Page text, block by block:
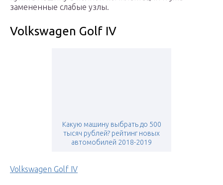
замененные слабые узлы.
Volkswagen Golf IV
Какую машину выбрать до 500
тысяч рублей? рейтинг новых
автомобилей 2018-2019
Volkswagen Golf IV